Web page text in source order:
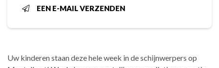
EEN E-MAIL VERZENDEN
Uw kinderen staan deze hele week in de schijnwerpers op